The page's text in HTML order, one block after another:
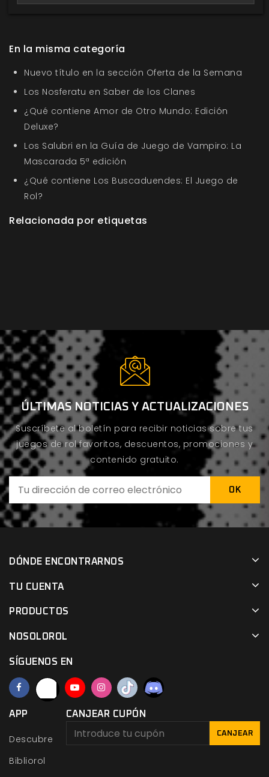
En la misma categoría
Nuevo título en la sección Oferta de la Semana
Los Nosferatu en Saber de los Clanes
¿Qué contiene Amor de Otro Mundo: Edición
Deluxe?
Los Salubri en la Guía de Juego de Vampiro: La
Mascarada 5ª edición
¿Qué contiene Los Buscaduendes: El Juego de
Rol?
Relacionada por etiquetas
ÚLTIMAS NOTICIAS Y ACTUALIZACIONES
Suscríbete al boletín para recibir noticias sobre tus
juegos de rol favoritos, descuentos, promociones y
contenido gratuito.
DÓNDE ENCONTRARNOS
TU CUENTA
PRODUCTOS
NOSOLOROL
SÍGUENOS EN
APP
Descubre
Bibliorol
CANJEAR CUPÓN
CANJEAR